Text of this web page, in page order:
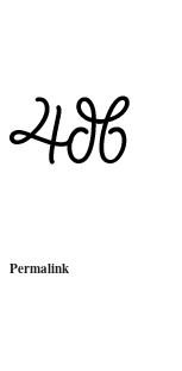
Permalink